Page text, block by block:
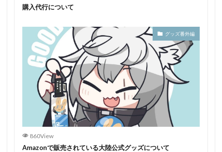
購入代行について
グッズ番外編
860View
Amazonで販売されている大陸公式グッズについて